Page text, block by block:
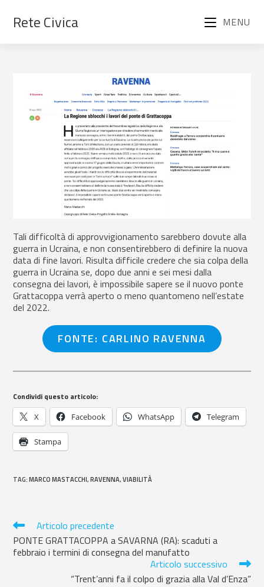
Rete Civica MENU
Tali difficoltà di approvvigionamento sarebbero dovute alla
guerra in Ucraina, e non consentirebbero di definire la nuova
data di fine lavori. Risulta difficile credere che sia colpa della
guerra in Ucraina se, dopo due anni e sei mesi dalla
consegna dei lavori, è impossibile sapere se il nuovo ponte
Grattacoppa verrà aperto o meno quantomeno nell’estate
del 2022.
FONTE: CARLINO RAVENNA
Condividi questo articolo:
X Facebook WhatsApp Telegram
Stampa
TAG:MARCO MASTACCHI, RAVENNA, VIABILITÀ
Articolo precedente
PONTE GRATTACOPPA a SAVARNA (RA): scaduti a
febbraio i termini di consegna del manufatto
Articolo successivo
“Trent’anni fa il colpo di grazia alla Val d’Enza”